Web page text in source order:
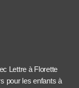
Lettre à Florette
pour les enfants à